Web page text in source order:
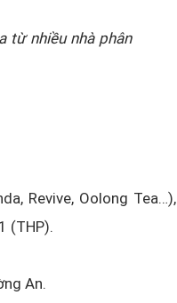
từ nhiều nhà phân
Revive, Oolong Tea…),
(THP).
An.